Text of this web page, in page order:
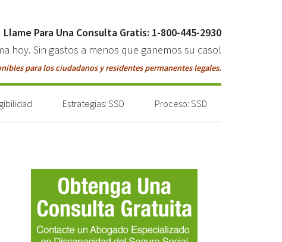
Llame Para Una Consulta Gratis: 1-800-445-2930
hoy. Sin gastos a menos que ganemos su caso!
para los ciudadanos y residentes permanentes legales.
Estrategias: SSD Proceso: SSD